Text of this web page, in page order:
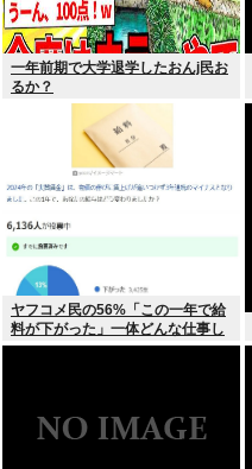
一年前期で大学退学したおんj民お
るか？
ヤフコメ民の56%「この一年で給
料が下がった」一体どんな仕事し
てんだよこいつら！？